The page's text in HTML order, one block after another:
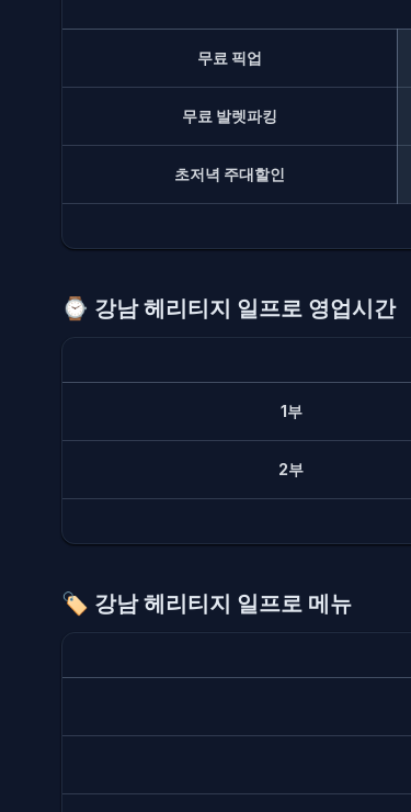
무료 픽업
무료 발렛파킹
초저녁 주대할인
⌚️ 강남 헤리티지 일프로 영업시간
1부
2부
🏷️ 강남 헤리티지 일프로 메뉴